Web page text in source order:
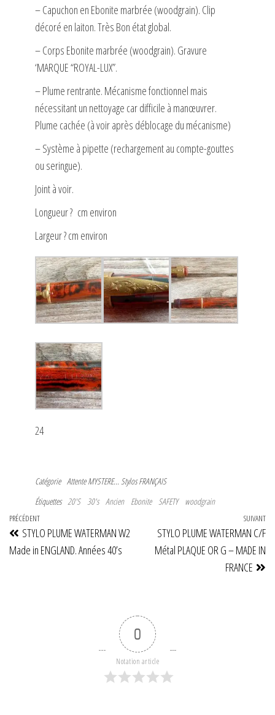
– Capuchon en Ebonite marbrée (woodgrain). Clip
décoré en laiton. Très Bon état global.
– Corps Ebonite marbrée (woodgrain). Gravure
‘MARQUE “ROYAL-LUX”.
– Plume rentrante. Mécanisme fonctionnel mais
nécessitant un nettoyage car difficile à manœuvrer.
Plume cachée (à voir après déblocage du mécanisme)
– Système à pipette (rechargement au compte-gouttes
ou seringue).
Joint à voir.
Longueur ? cm environ
Largeur ? cm environ
24
Catégorie Attente MYSTERE... Stylos FRANÇAIS
Étiquettes 20'S 30's Ancien Ebonite SAFETY woodgrain
Navigation
de
l’article
Article
précédent
PRÉCÉDENT
STYLO PLUME WATERMAN W2
Made in ENGLAND. Années 40’s
SUIVANT
STYLO PLUME WATERMAN C/F
Métal PLAQUE OR G – MADE IN
FRANCE
0
Notation article